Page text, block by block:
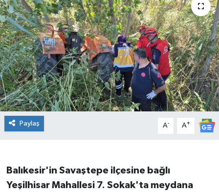
Paylaş A- A+
Balıkesir'in Savaştepe ilçesine bağlı
Yeşilhisar Mahallesi 7. Sokak'ta meydana
Dursunbey
Edremit
EĞİTİM
EKONOMİ
Erdek
Havran